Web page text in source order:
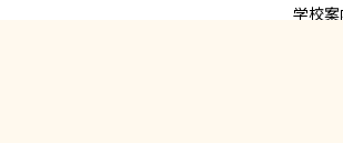
学校案